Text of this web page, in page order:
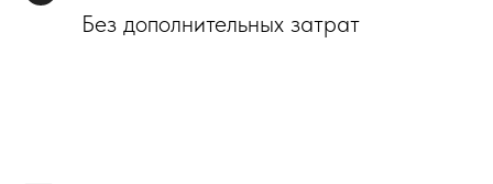
Без дополнительных затрат